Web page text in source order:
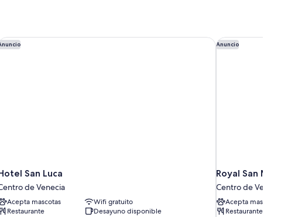
San Luca
de Venecia
Acepta mascotas
Wifi gratuito
Restaurante
Desayuno disponible
San Luca Anuncio
Royal San Marco
Centro de Venecia
Acepta mascotas
Restaurante
Royal San Marco